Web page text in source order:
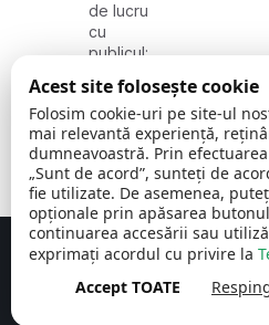
de lucru
cu
publicul:
08:00 -
16:30
, vineri:
08:00 -
14:00
Comuna Cerchezu © 2026
Concept realizat de Big Media
Acest site folosește cookie
Folosim cookie-uri pe site-ul
mai relevantă experiență,
dumneavoastră. Prin
„Sunt de acord”, sunteți de
fie utilizate. De asemenea,
opționale prin apăsarea
continuarea accesării sau
exprimați acordul cu privire la
Accept TOATE